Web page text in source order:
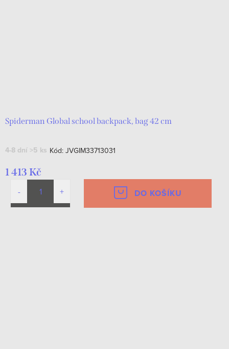
Spiderman Global school backpack, bag 42 cm
4-8 dní >5 ks Kód: JVGIM33713031
1 413 Kč
DO KOŠÍKU